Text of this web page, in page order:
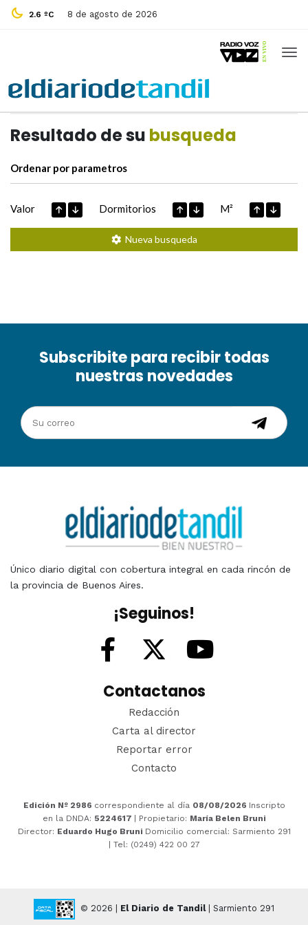
2.6 ºC 8 de agosto de 2026
Resultado de su busqueda
Ordenar por parametros
Valor Dormitorios M²
Nueva busqueda
Subscribite para recibir todas
nuestras novedades
Único diario digital con cobertura integral en cada rincón de
la provincia de Buenos Aires.
¡Seguinos!
Contactanos
Redacción
Carta al director
Reportar error
Contacto
Edición Nº 2986 correspondiente al día 08/08/2026 Inscripto
en la DNDA: 5224617 | Propietario: María Belen Bruni
Director: Eduardo Hugo Bruni Domicilio comercial: Sarmiento 291
| Tel: (0249) 422 00 27
© 2026 | El Diario de Tandil| Sarmiento 291